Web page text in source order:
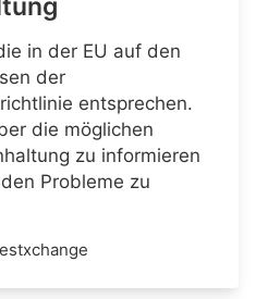
in der EU auf den
der
entsprechen.
die möglichen
zu informieren
Probleme zu